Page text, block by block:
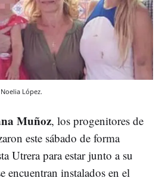
López.
Muñoz, los progenitores de
este sábado de forma
Utrera para estar junto a su
encuentran instalados en el